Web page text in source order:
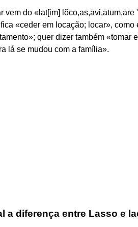
vem do «lat[im]
«ceder em locação; locar»,
quer dizer também «tomar
lá se mudou com a família».
a diferença entre Lasso e